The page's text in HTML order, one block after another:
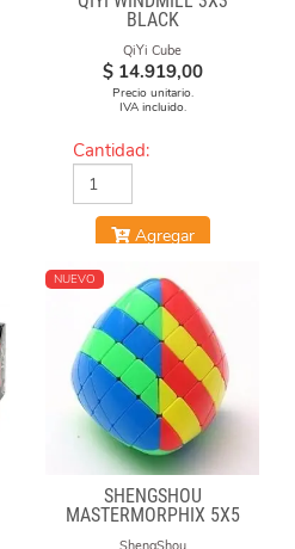
BLACK
QiYi Cube
$ 14.919,00
Precio unitario.
IVA incluido.
Cantidad:
Agregar
NUEVO
SHENGSHOU
MASTERMORPHIX 5X5
STICKERLESS